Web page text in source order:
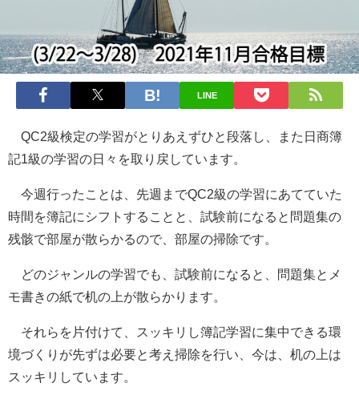
LINE
QC2級検定の学習がとりあえずひと段落し、また日商簿
記1級の学習の日々を取り戻しています。
今週行ったことは、先週までQC2級の学習にあてていた
時間を簿記にシフトすることと、試験前になると問題集の
残骸で部屋が散らかるので、部屋の掃除です。
どのジャンルの学習でも、 試験前になると、問題集とメ
モ書きの紙で机の上が散らかります。
それらを片付けて、スッキリし簿記学習に集中できる環
境づくりが先ずは必要と考え掃除を行い、今は、机の上は
スッキリしています。